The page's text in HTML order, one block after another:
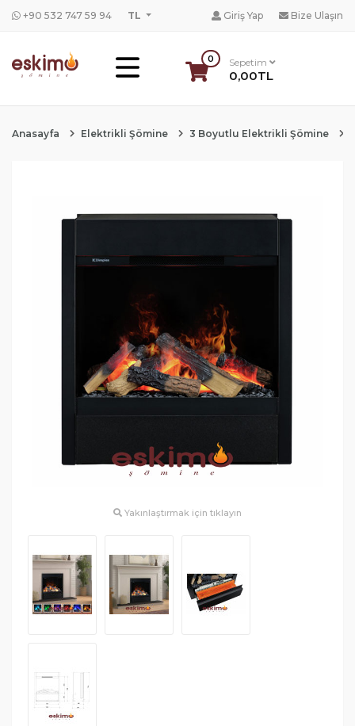
+90 532 747 59 94 TL Giriş Yap Bize Ulaşın
0 Sepetim
0,00TL
Anasayfa Elektrikli Şömine 3 Boyutlu Elektrikli Şömine
Yakınlaştırmak için tıklayın